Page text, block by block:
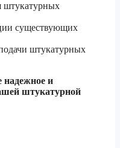
штукатурных
существующих
штукатурных
надежное и
штукатурной